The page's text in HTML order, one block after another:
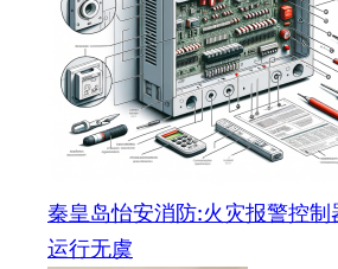
秦皇岛怡安消防:火灾报警控
运行无虞